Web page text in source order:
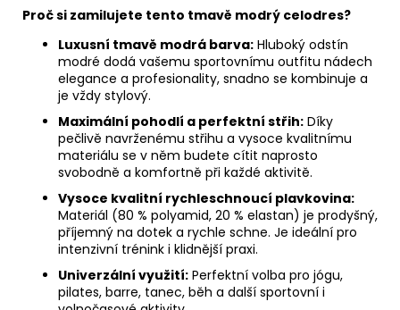
Proč si zamilujete tento tmavě modrý celodres?
Luxusní tmavě modrá barva: Hluboký odstín
modré dodá vašemu sportovnímu outfitu nádech
elegance a profesionality, snadno se kombinuje a
je vždy stylový.
Maximální pohodlí a perfektní střih: Díky
pečlivě navrženému střihu a vysoce kvalitnímu
materiálu se v něm budete cítit naprosto
svobodně a komfortně při každé aktivitě.
Vysoce kvalitní rychleschnoucí plavkovina:
Materiál (80 % polyamid, 20 % elastan) je prodyšný,
příjemný na dotek a rychle schne. Je ideální pro
intenzivní trénink i klidnější praxi.
Univerzální využití: Perfektní volba pro jógu,
pilates, barre, tanec, běh a další sportovní i